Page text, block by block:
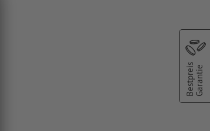
BestpreisGarantie